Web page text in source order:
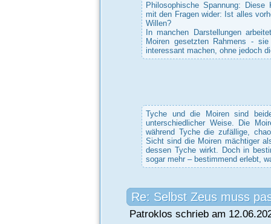
Philosophische Spannung:
mit den Fragen wider: Ist alles
Willen?
In manchen Darstellungen
Moiren gesetzten Rahmens -
interessant machen, ohne jedoch
Tyche und die Moiren sind
unterschiedlicher Weise. Die
während Tyche die zufällige,
Sicht sind die Moiren mächtiger
dessen Tyche wirkt. Doch in
sogar mehr – bestimmend erlebt,
Re: Selbst Zeus muss
Patroklos schrieb am